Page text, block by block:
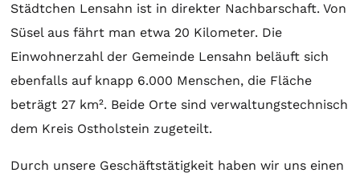
Städtchen Lensahn ist in direkter Nachbarschaft. Von
Süsel aus fährt man etwa 20 Kilometer. Die
Einwohnerzahl der Gemeinde Lensahn beläuft sich
ebenfalls auf knapp 6.000 Menschen, die Fläche
beträgt 27 km². Beide Orte sind verwaltungstechnisch
dem Kreis Ostholstein zugeteilt.
Durch unsere Geschäftstätigkeit haben wir uns einen